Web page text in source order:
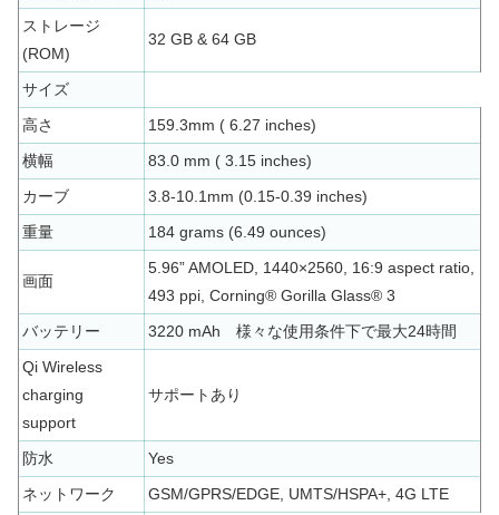
ストレージ
(ROM)
32 GB & 64 GB
サイズ
高さ
159.3mm ( 6.27 inches)
横幅
83.0 mm ( 3.15 inches)
カーブ
3.8-10.1mm (0.15-0.39 inches)
重量
184 grams (6.49 ounces)
画面
5.96” AMOLED, 1440×2560, 16:9 aspect ratio,
493 ppi, Corning® Gorilla Glass® 3
バッテリー
3220 mAh 様々な使用条件下で最大24時間
Qi Wireless
charging
support
サポートあり
防水
Yes
ネットワーク
GSM/GPRS/EDGE, UMTS/HSPA+, 4G LTE